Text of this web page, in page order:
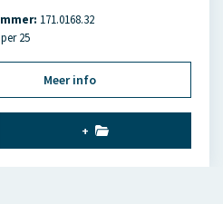
171.0168.32
per 25
Meer info
+